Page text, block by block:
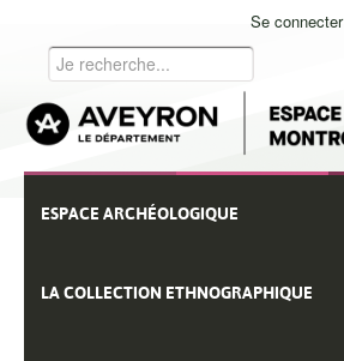
contenu
principal
User
menu
Se connecter
Rechercher
Navigation
ESPACE ARCHÉOLOGIQUE
LA COLLECTION ETHNOGRAPHIQUE